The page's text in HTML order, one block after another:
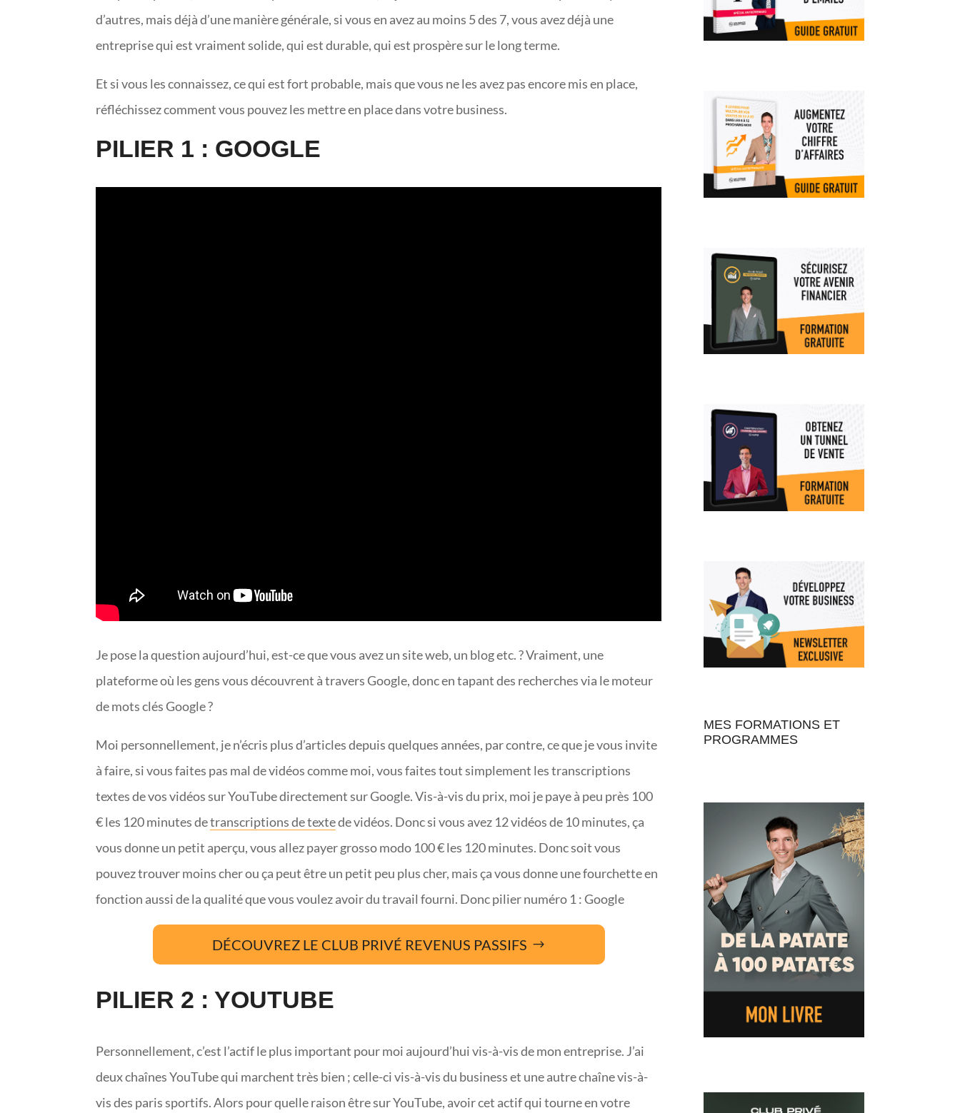
d’autres, mais déjà d’une manière générale, si vous en avez au moins 5 des 7, vous avez déjà une
entreprise qui est vraiment solide, qui est durable, qui est prospère sur le long terme.
Et si vous les connaissez, ce qui est fort probable, mais que vous ne les avez pas encore mis en place,
réfléchissez comment vous pouvez les mettre en place dans votre business.
PILIER 1 : GOOGLE
Je pose la question aujourd’hui, est-ce que vous avez un site web, un blog etc. ? Vraiment, une
plateforme où les gens vous découvrent à travers Google, donc en tapant des recherches via le moteur
de mots clés Google ?
Moi personnellement, je n’écris plus d’articles depuis quelques années, par contre, ce que je vous invite
à faire, si vous faites pas mal de vidéos comme moi, vous faites tout simplement les transcriptions
textes de vos vidéos sur YouTube directement sur Google. Vis-à-vis du prix, moi je paye à peu près 100
€ les 120 minutes detranscriptions de textede vidéos. Donc si vous avez 12 vidéos de 10 minutes, ça
vous donne un petit aperçu, vous allez payer grosso modo 100 € les 120 minutes. Donc soit vous
pouvez trouver moins cher ou ça peut être un petit peu plus cher, mais ça vous donne une fourchette en
fonction aussi de la qualité que vous voulez avoir du travail fourni. Donc pilier numéro 1 : Google
DÉCOUVREZ LE CLUB PRIVÉ REVENUS PASSIFS
PILIER 2 : YOUTUBE
Personnellement, c’est l’actif le plus important pour moi aujourd’hui vis-à-vis de mon entreprise. J’ai
deux chaînes YouTube qui marchent très bien ; celle-ci vis-à-vis du business et une autre chaîne vis-à-
vis des paris sportifs. Alors pour quelle raison être sur YouTube, avoir cet actif qui tourne en votre
MES FORMATIONS ET
PROGRAMMES